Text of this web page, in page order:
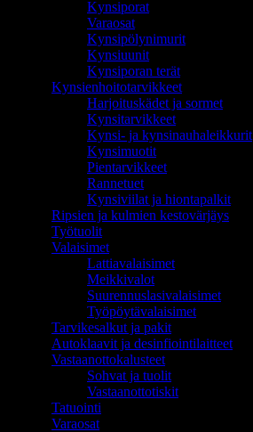
Kynsiporat
Varaosat
Kynsipölynimurit
Kynsiuunit
Kynsiporan terät
Kynsienhoitotarvikkeet
Harjoituskädet ja sormet
Kynsitarvikkeet
Kynsi- ja kynsinauhaleikkurit
Kynsimuotit
Pientarvikkeet
Rannetuet
Kynsiviilat ja hiontapalkit
Ripsien ja kulmien kestovärjäys
Työtuolit
Valaisimet
Lattiavalaisimet
Meikkivalot
Suurennuslasivalaisimet
Työpöytävalaisimet
Tarvikesalkut ja pakit
Autoklaavit ja desinfiointilaitteet
Vastaanottokalusteet
Sohvat ja tuolit
Vastaanottotiskit
Tatuointi
Varaosat